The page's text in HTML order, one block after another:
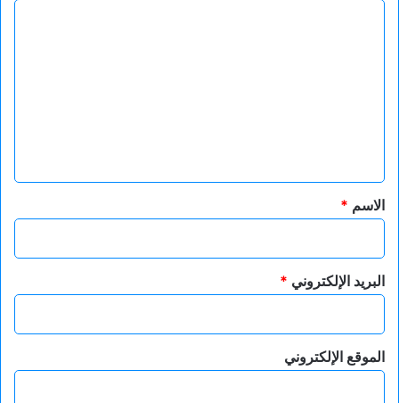
*
الاسم *
البريد الإلكتروني *
الموقع الإلكتروني